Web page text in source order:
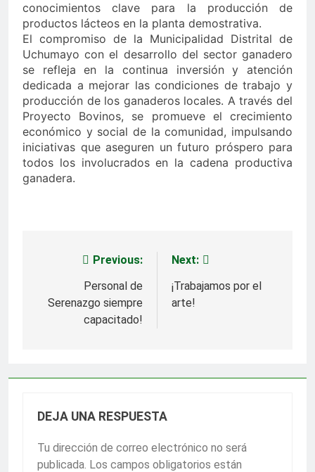
conocimientos clave para la producción de
productos lácteos en la planta demostrativa.
El compromiso de la Municipalidad Distrital de
Uchumayo con el desarrollo del sector ganadero
se refleja en la continua inversión y atención
dedicada a mejorar las condiciones de trabajo y
producción de los ganaderos locales. A través del
Proyecto Bovinos, se promueve el crecimiento
económico y social de la comunidad, impulsando
iniciativas que aseguren un futuro próspero para
todos los involucrados en la cadena productiva
ganadera.
Navegación
entradas
Previous:
Personal de
Serenazgo siempre
capacitado!
Next:
¡Trabajamos por el
arte!
DEJA UNA RESPUESTA
Tu dirección de correo electrónico no será
publicada. Los campos obligatorios están